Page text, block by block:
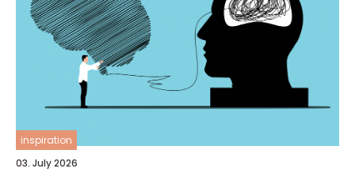
inspiration
03. July 2026